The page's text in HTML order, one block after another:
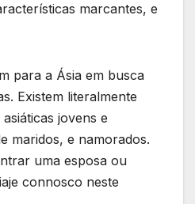
marcantes, e
para a Ásia em busca
Existem literalmente
jovens e
maridos, e namorados.
uma esposa ou
connosco neste